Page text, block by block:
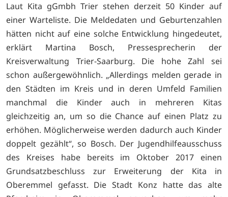
Laut Kita gGmbh Trier stehen derzeit 50 Kinder auf
einer Warteliste. Die Meldedaten und Geburtenzahlen
hätten nicht auf eine solche Entwicklung hingedeutet,
erklärt Martina Bosch, Pressesprecherin der
Kreisverwaltung Trier-Saarburg. Die hohe Zahl sei
schon außergewöhnlich. „Allerdings melden gerade in
den Städten im Kreis und in deren Umfeld Familien
manchmal die Kinder auch in mehreren Kitas
gleichzeitig an, um so die Chance auf einen Platz zu
erhöhen. Möglicherweise werden dadurch auch Kinder
doppelt gezählt“, so Bosch. Der Jugendhilfeausschuss
des Kreises habe bereits im Oktober 2017 einen
Grundsatzbeschluss zur Erweiterung der Kita in
Oberemmel gefasst. Die Stadt Konz hatte das alte